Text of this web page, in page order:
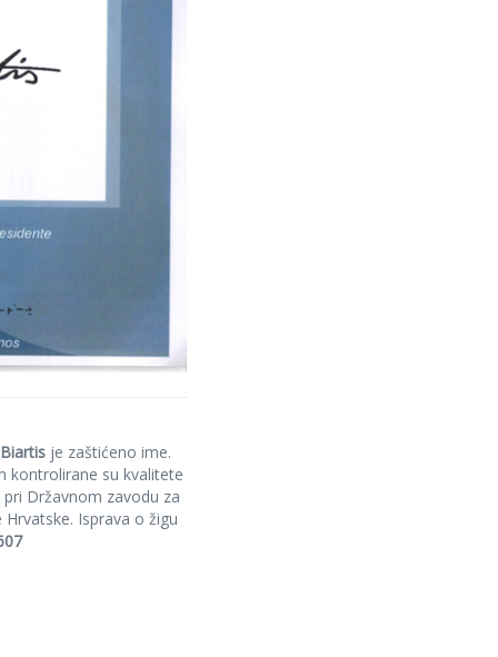
Biartisje zaštićeno ime.
kontrolirane su kvalitete
Državnom zavodu za
Isprava o žigu